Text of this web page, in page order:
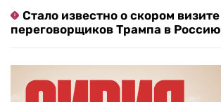
Стало известно о скором визите
переговорщиков Трампа в Россию